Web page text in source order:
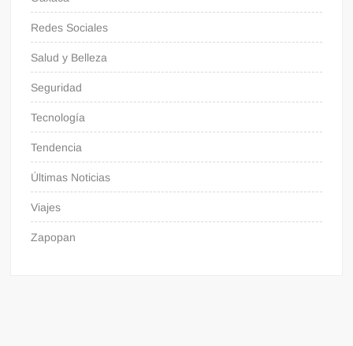
Redes Sociales
Salud y Belleza
Seguridad
Tecnología
Tendencia
Últimas Noticias
Viajes
Zapopan